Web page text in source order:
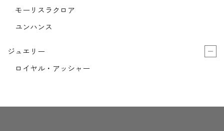
モーリスラクロア
ユンハンス
ジュエリー
ロイヤル・アッシャー